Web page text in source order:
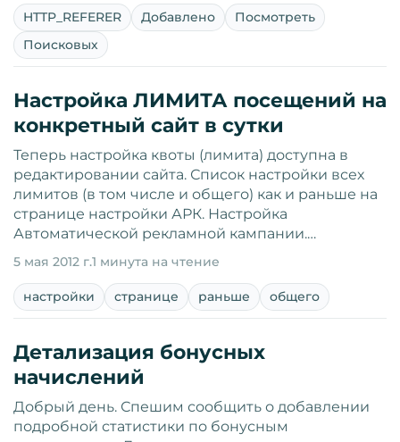
HTTP_REFERER Добавлено
Посмотреть
Поисковых
Настройка ЛИМИТА посещений на
конкретный сайт в сутки
Теперь настройка квоты (лимита) доступна в
редактировании сайта. Список настройки всех
лимитов (в том числе и общего) как и раньше на
странице настройки АРК. Настройка
Автоматической рекламной кампании.…
5 мая 2012 г.1 минута на чтение
настройки странице раньше общего
Детализация бонусных
начислений
Добрый день. Спешим сообщить о добавлении
подробной статистики по бонусным